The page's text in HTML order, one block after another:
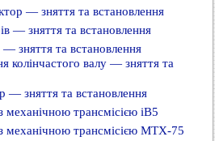
— зняття та встановлення
— зняття та встановлення
зняття та встановлення
колінчастого валу — зняття та
— зняття та встановлення
механічною трансмісією iB5
механічною трансмісією MTX-75